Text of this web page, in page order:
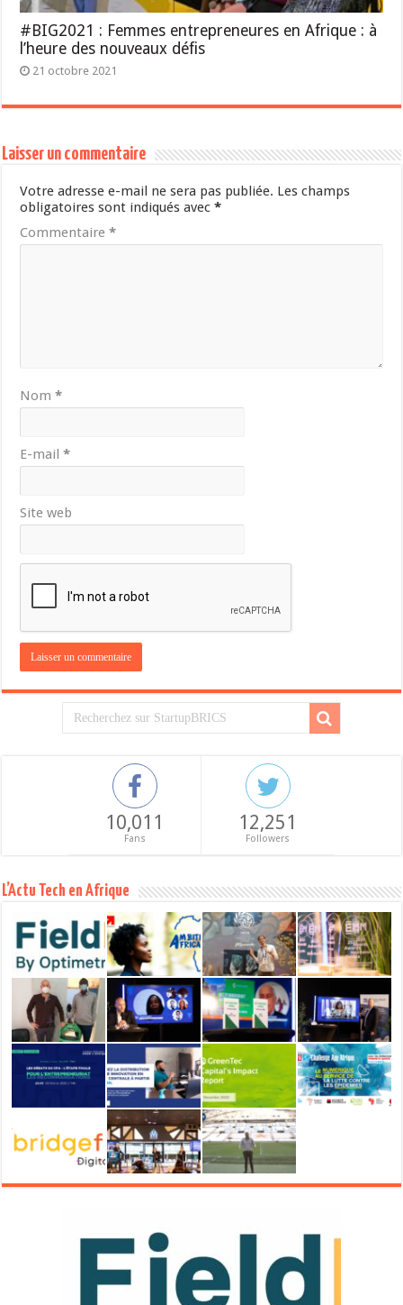
#BIG2021 : Femmes entrepreneures en Afrique : à
l’heure des nouveaux défis
21 octobre 2021
Laisser un commentaire
Votre adresse e-mail ne sera pas publiée. Les champs
obligatoires sont indiqués avec*
Commentaire*
Nom*
E-mail*
Site web
10,011
Fans
12,251
Followers
L’Actu Tech en Afrique